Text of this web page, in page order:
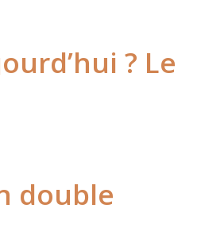
? Le
double